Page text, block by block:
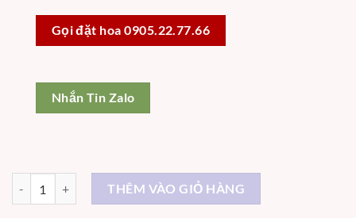
Gọi đặt hoa 0905.22.77.66
Nhắn Tin Zalo
Tím Yêu Thương – ST062 số lượng
THÊM VÀO GIỎ HÀNG